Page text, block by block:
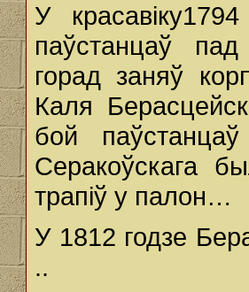
У
паўстанцаў
горад заняў
Каля
бой
Серакоўскага
трапіў у палон…
У 1812 годзе
..